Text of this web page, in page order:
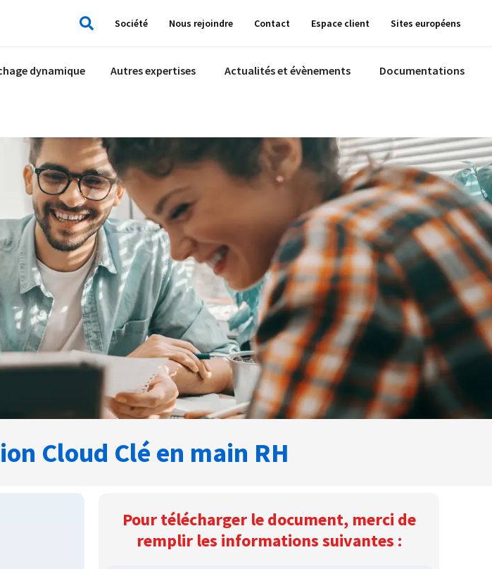
Société Nous rejoindre Contact Espace client Sites européens
dynamique Autres expertises Actualités et évènements Documentations
Cloud Clé en main RH
Pour télécharger le document, merci de
remplir les informations suivantes :